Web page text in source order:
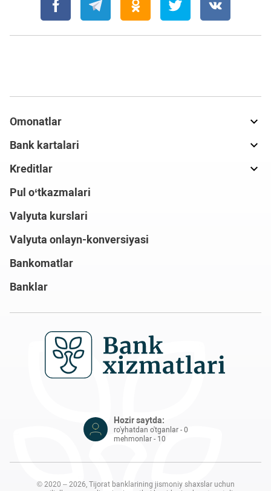
Omonatlar
Bank kartalari
Kreditlar
Pul o‘tkazmalari
Valyuta kurslari
Valyuta onlayn-konversiyasi
Bankomatlar
Banklar
Hozir saytda: